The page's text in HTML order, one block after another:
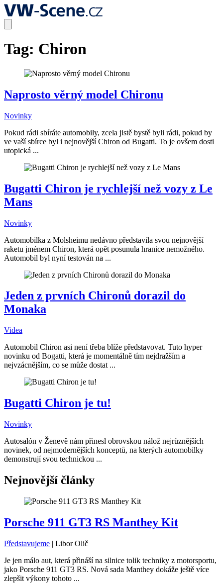
Tag: Chiron
Naprosto věrný model Chironu
Novinky
Pokud rádi sbíráte automobily, zcela jistě bystě byli rádi, pokud by
ve vaší sbírce byl i nejnovější Chiron od Bugatti. To je ovšem dosti
utopická ...
Bugatti Chiron je rychlejší než vozy z Le
Mans
Novinky
Automobilka z Molsheimu nedávno představila svou nejnovější
raketu jménem Chiron, která opět posunula hranice nemožného.
Automobil byl nyní testován na ...
Jeden z prvních Chironů dorazil do
Monaka
Videa
Automobil Chiron asi není třeba blíže představovat. Tuto hyper
novinku od Bogatti, která je momentálně tím nejdražším a
nejvzácnějším, co se může dostat ...
Bugatti Chiron je tu!
Novinky
Autosalón v Ženevě nám přinesl obrovskou nálož nejrůznějších
novinek, od nejmodernějších konceptů, na kterých automobilky
demonstrují svou technickou ...
Nejnovější články
Porsche 911 GT3 RS Manthey Kit
Představujeme | Libor Olič
Je jen málo aut, která přináší na silnice tolik techniky z motorsportu,
jako Porsche 911 GT3 RS. Nová sada Manthey dokáže ještě více
zlepšit výkony tohoto ...